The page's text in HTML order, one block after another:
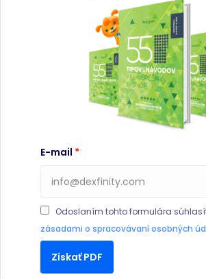
E-mail
Odoslaním tohto formulára
zásadami o spracovávaní osobných
Získať PDF